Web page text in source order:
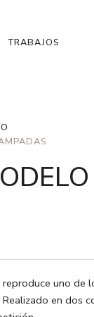
TRABAJOS
uno de
en dos